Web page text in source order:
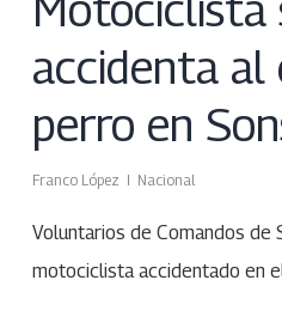
accidenta al
perro en
Franco López Nacional
Voluntarios de Comandos de
motociclista accidentado en